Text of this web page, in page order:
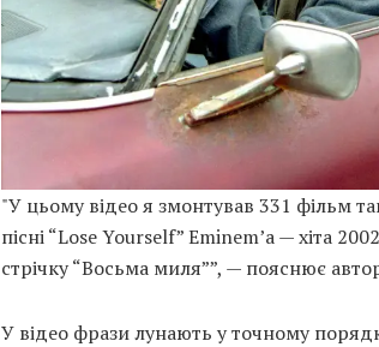
"У цьому відео я змонтував 331 фільм
пісні “Lose Yourself” Eminemʼа — хіта
стрічку “Восьма миля””, — пояснює
У відео фрази лунають у точному